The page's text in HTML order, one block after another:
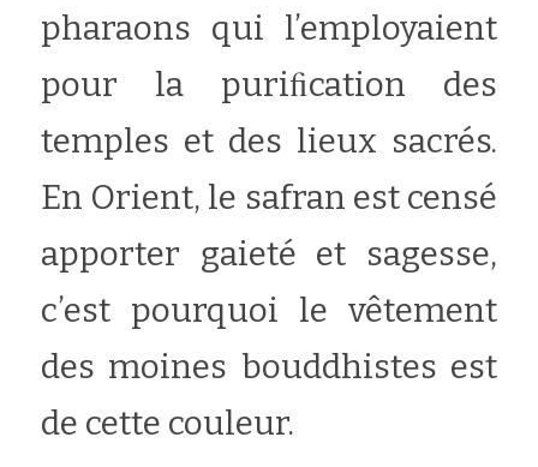
pharaons qui l’employaient
pour la puriﬁcation des
temples et des lieux sacrés.
En Orient, le safran est censé
apporter gaieté et sagesse,
c’est pourquoi le vêtement
des moines bouddhistes est
de cette couleur.